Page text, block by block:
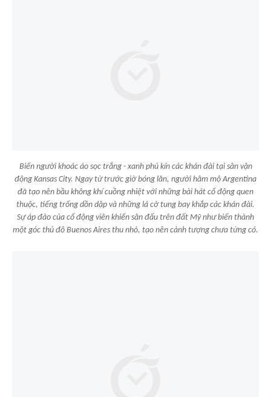
Biển người khoác áo sọc trắng - xanh phủ kín các khán đài tại sân vận
động Kansas City. Ngay từ trước giờ bóng lăn, người hâm mộ Argentina
đã tạo nên bầu không khí cuồng nhiệt với những bài hát cổ động quen
thuộc, tiếng trống dồn dập và những lá cờ tung bay khắp các khán đài.
Sự áp đảo của cổ động viên khiến sân đấu trên đất Mỹ như biến thành
một góc thủ đô Buenos Aires thu nhỏ, tạo nên cảnh tượng chưa từng có.